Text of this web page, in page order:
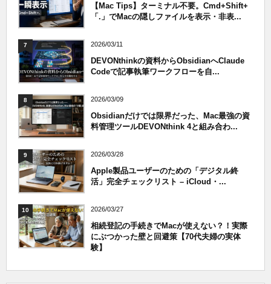
【Mac Tips】ターミナル不要。Cmd+Shift+
「.」でMacの隠しファイルを表示・非表...
7 2026/03/11
DEVONthinkの資料からObsidianへClaude
Codeで記事執筆ワークフローを自...
8 2026/03/09
Obsidianだけでは限界だった、Mac最強の資
料管理ツールDEVONthink 4と組み合わ...
9 2026/03/28
Apple製品ユーザーのための「デジタル終
活」完全チェックリスト – iCloud・...
10 2026/03/27
相続登記の手続きでMacが使えない？！実際
にぶつかった壁と回避策【70代夫婦の実体
験】